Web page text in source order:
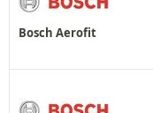
Bosch Aerofit